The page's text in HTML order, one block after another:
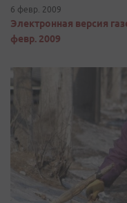
6 февр. 2009
Электронная версия
февр. 2009